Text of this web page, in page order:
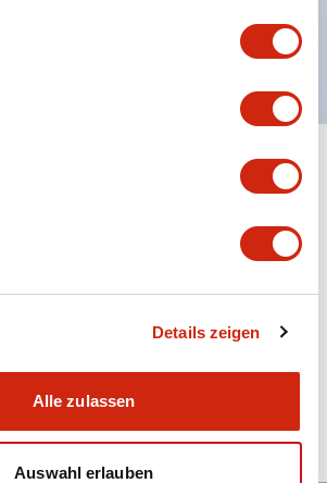
Details zeigen
Alle zulassen
Auswahl erlauben
Dateien
Genehmigungen & Standards
.PDF1.23MB